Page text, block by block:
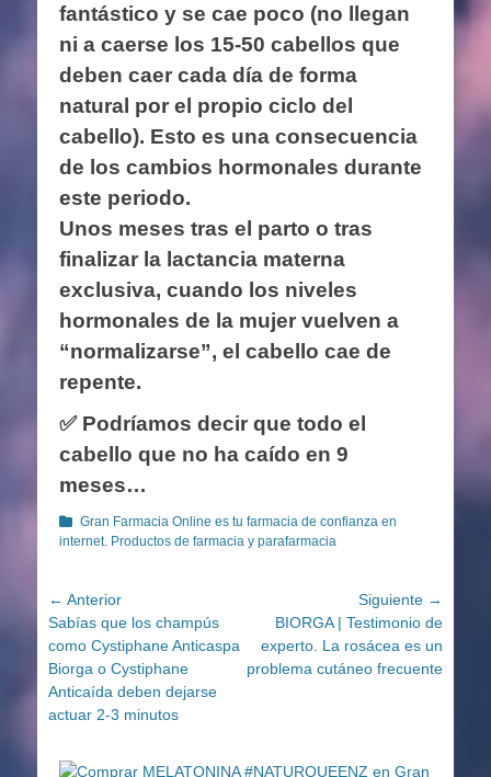
fantástico y se cae poco (no llegan
ni a caerse los 15-50 cabellos que
deben caer cada día de forma
natural por el propio ciclo del
cabello). Esto es una consecuencia
de los cambios hormonales durante
este periodo.
Unos meses tras el parto o tras
finalizar la lactancia materna
exclusiva, cuando los niveles
hormonales de la mujer vuelven a
“normalizarse”, el cabello cae de
repente.
✅ Podríamos decir que todo el
cabello que no ha caído en 9
meses…
Categorías
Gran Farmacia Online es tu farmacia de confianza en
internet. Productos de farmacia y parafarmacia
Navegación
de
entradas
← Anterior
Entrada
anterior:
Sabías que los champús
como Cystiphane Anticaspa
Biorga o Cystiphane
Anticaída deben dejarse
actuar 2-3 minutos
Siguiente →
Entrada
siguiente:
BIORGA | Testimonio de
experto. La rosácea es un
problema cutáneo frecuente